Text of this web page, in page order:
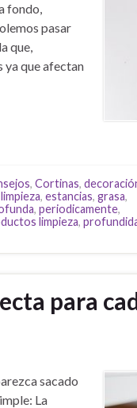
fondo,
pasar
que,
ya que afectan
, Cortinas,
, estancias, grasa,
, periodicamente,
limpieza,
para
sacado
La